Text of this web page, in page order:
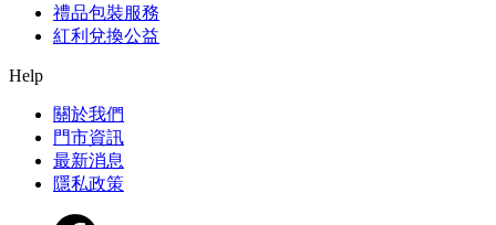
禮品包裝服務
紅利兌換公益
Help
關於我們
門市資訊
最新消息
隱私政策